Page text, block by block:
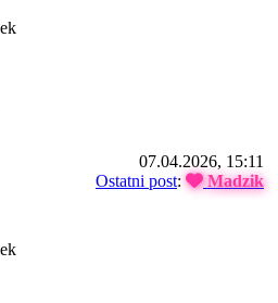
07.04.2026, 15:11
Ostatni post: Madzik